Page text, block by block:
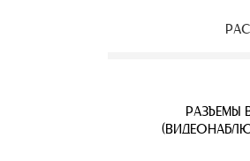
УЛИЧНЫЕ IP
РАЗЪЕМЫ
КАБЕЛЬ